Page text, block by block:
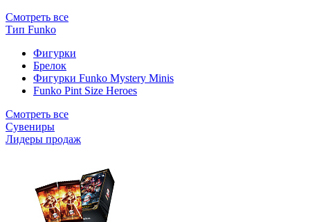
Смотреть все
Тип Funko
Фигурки
Брелок
Фигурки Funko Mystery Minis
Funko Pint Size Heroes
Смотреть все
Сувениры
Лидеры продаж